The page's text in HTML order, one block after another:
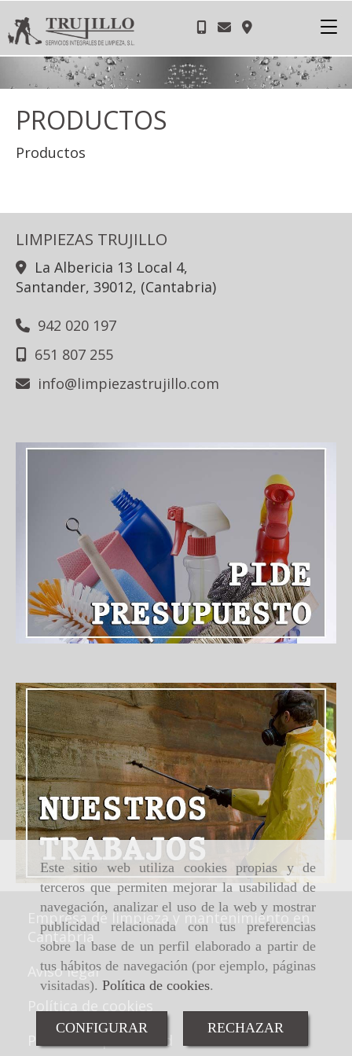
Este sitio web utiliza cookies propias y de
terceros que permiten mejorar la usabilidad de
navegación, analizar el uso de la web y mostrar
publicidad relacionada con tus preferencias
sobre la base de un perfil elaborado a partir de
tus hábitos de navegación (por ejemplo, páginas
visitadas). Política de cookies.
CONFIGURAR RECHAZAR
PRODUCTOS
Productos
LIMPIEZAS TRUJILLO
La Albericia 13 Local 4,
Santander, 39012, (Cantabria)
942 020 197
651 807 255
info
limpiezastrujillo.com
Empresa de limpieza y mantenimiento en
Cantabria
Aviso legal
Política de cookies
Política de privacidad